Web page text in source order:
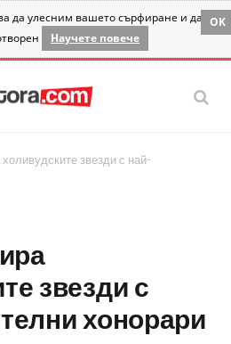
да улесним вашето сърфиране и да
Научете повече
OK
звезди с най-
звезди с
хонорари